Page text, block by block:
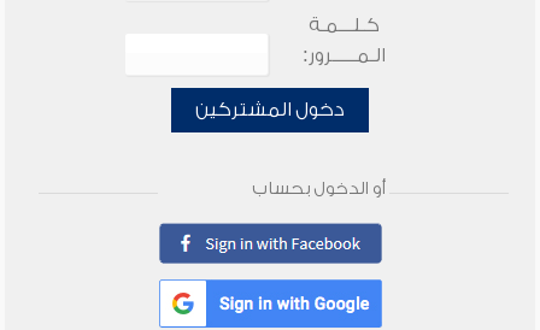
كـلـــمـة
الـمـــــرور:
دخول المشتركين
أو الدخول بحساب